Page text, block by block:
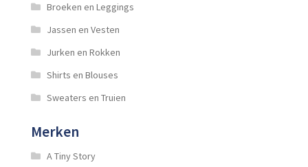
Broeken en Leggings
Jassen en Vesten
Jurken en Rokken
Shirts en Blouses
Sweaters en Truien
Merken
A Tiny Story